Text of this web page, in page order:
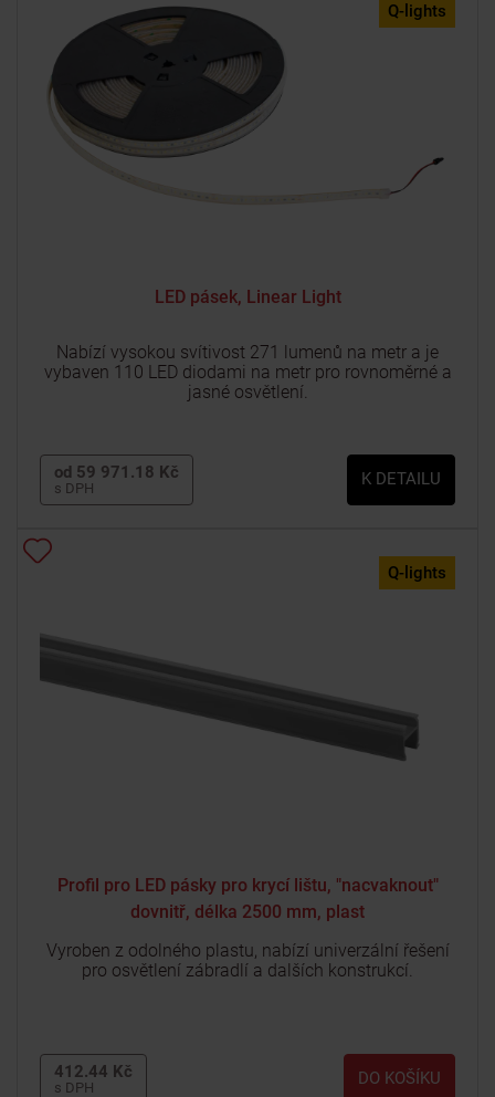
Q-lights
LED pásek, Linear Light
Nabízí vysokou svítivost 271 lumenů na metr a je
vybaven 110 LED diodami na metr pro rovnoměrné a
jasné osvětlení.
od 59 971.18 Kč
s DPH K DETAILU
Q-lights
Profil pro LED pásky pro krycí lištu, "nacvaknout"
dovnitř, délka 2500 mm, plast
Vyroben z odolného plastu, nabízí univerzální řešení
pro osvětlení zábradlí a dalších konstrukcí.
412.44 Kč
s DPH DO KOŠÍKU